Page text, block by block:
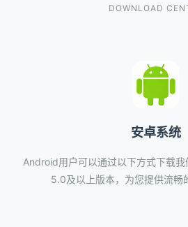
DOWNLOAD
安卓系统
Android用户可以通过以下方式下载
5.0及以上版本，为您提供流畅